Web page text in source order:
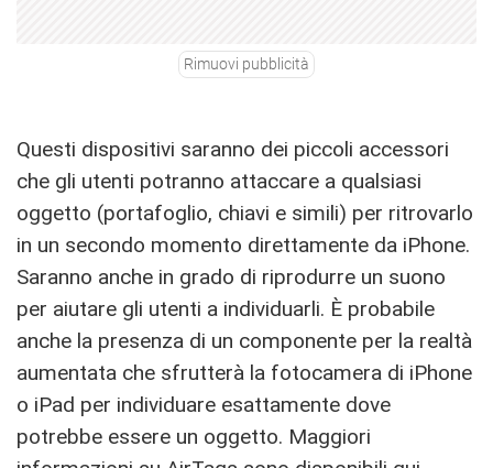
Rimuovi pubblicità
Questi dispositivi saranno dei piccoli accessori
che gli utenti potranno attaccare a qualsiasi
oggetto (portafoglio, chiavi e simili) per ritrovarlo
in un secondo momento direttamente da iPhone.
Saranno anche in grado di riprodurre un suono
per aiutare gli utenti a individuarli. È probabile
anche la presenza di un componente per la realtà
aumentata che sfrutterà la fotocamera di iPhone
o iPad per individuare esattamente dove
potrebbe essere un oggetto. Maggiori